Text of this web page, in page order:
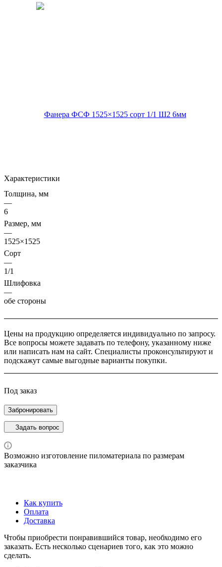
Характеристики
Толщина, мм
—
6
Размер, мм
—
1525×1525
Сорт
—
1/1
Шлифовка
—
обе стороны
Цены на продукцию определяется индивидуально по запросу.
Все вопросы можете задавать по телефону, указанному ниже
или написать нам на сайт. Специалисты проконсультируют и
подскажут самые выгодные варианты покупки.
Под заказ
Забронировать
Задать вопрос
Возможно изготовление пиломатериала по размерам
заказчика
Как купить
Оплата
Доставка
Чтобы приобрести понравившийся товар, необходимо его
заказать. Есть несколько сценариев того, как это можно
сделать.